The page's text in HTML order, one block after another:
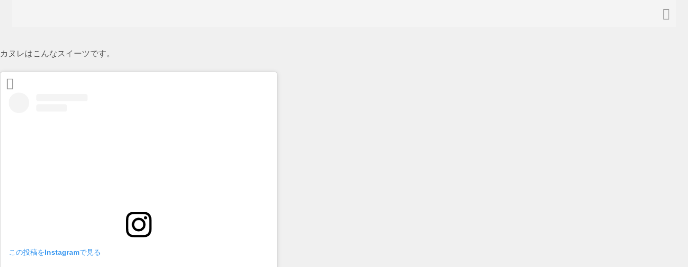
カヌレはこんなスイーツです。
この投稿をInstagramで見る